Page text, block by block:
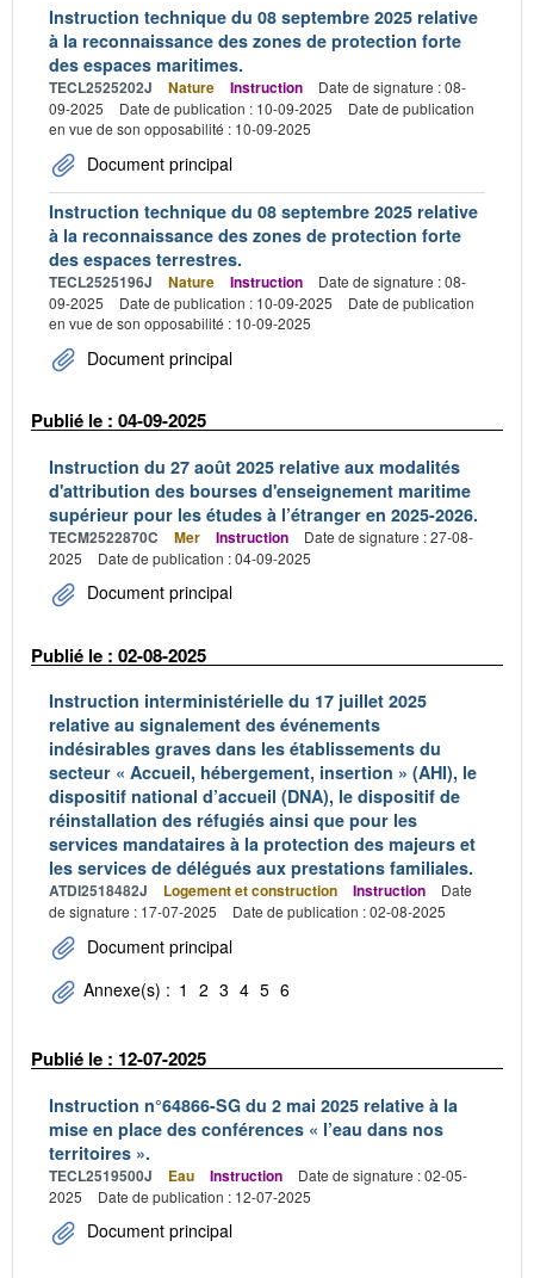
Instruction technique du 08 septembre 2025 relative
à la reconnaissance des zones de protection forte
des espaces maritimes.
TECL2525202J Nature Instruction
Date de signature : 08-
09-2025
Date de publication : 10-09-2025
Date de publication
en vue de son opposabilité : 10-09-2025
Document principal
Instruction technique du 08 septembre 2025 relative
à la reconnaissance des zones de protection forte
des espaces terrestres.
TECL2525196J Nature Instruction
Date de signature : 08-
09-2025
Date de publication : 10-09-2025
Date de publication
en vue de son opposabilité : 10-09-2025
Document principal
Publié le : 04-09-2025
Instruction du 27 août 2025 relative aux modalités
d'attribution des bourses d'enseignement maritime
supérieur pour les études à l’étranger en 2025-2026.
TECM2522870C Mer Instruction
Date de signature : 27-08-
2025
Date de publication : 04-09-2025
Document principal
Publié le : 02-08-2025
Instruction interministérielle du 17 juillet 2025
relative au signalement des événements
indésirables graves dans les établissements du
secteur « Accueil, hébergement, insertion » (AHI), le
dispositif national d’accueil (DNA), le dispositif de
réinstallation des réfugiés ainsi que pour les
services mandataires à la protection des majeurs et
les services de délégués aux prestations familiales.
ATDI2518482J Logement et construction Instruction
Date
de signature : 17-07-2025
Date de publication : 02-08-2025
Document principal
Annexe(s) : 1 2 3 4 5 6
Publié le : 12-07-2025
Instruction n°64866-SG du 2 mai 2025 relative à la
mise en place des conférences « l’eau dans nos
territoires ».
TECL2519500J Eau Instruction
Date de signature : 02-05-
2025
Date de publication : 12-07-2025
Document principal